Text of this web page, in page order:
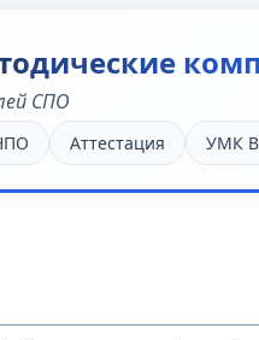
СПО
Аттестация УМК